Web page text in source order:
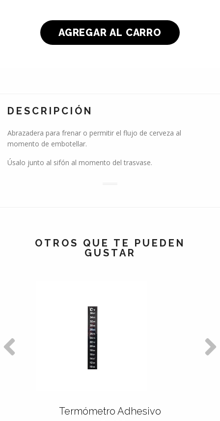
DESCRIPCIÓN
Abrazadera para frenar o permitir el flujo de cerveza al
momento de embotellar.
Úsalo junto al sifón al momento del trasvase.
OTROS QUE TE PUEDEN
GUSTAR
Termómetro Adhesivo